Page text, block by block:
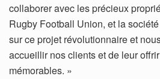
collaborer avec les précieux
Rugby Football Union, et la
sur ce projet révolutionnaire et
accueillir nos clients et de leur
mémorables. »